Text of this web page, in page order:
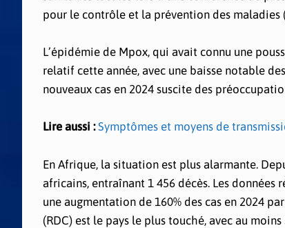
pour le contrôle et la prévention des maladies
L’épidémie de Mpox, qui avait connu une
relatif cette année, avec une baisse notable
nouveaux cas en 2024 suscite des
Lire aussi :Symptômes et moyens de
En Afrique, la situation est plus alarmante.
africains, entraînant 1 456 décès. Les données
une augmentation de 160% des cas en 2024
(RDC) est le pays le plus touché, avec au